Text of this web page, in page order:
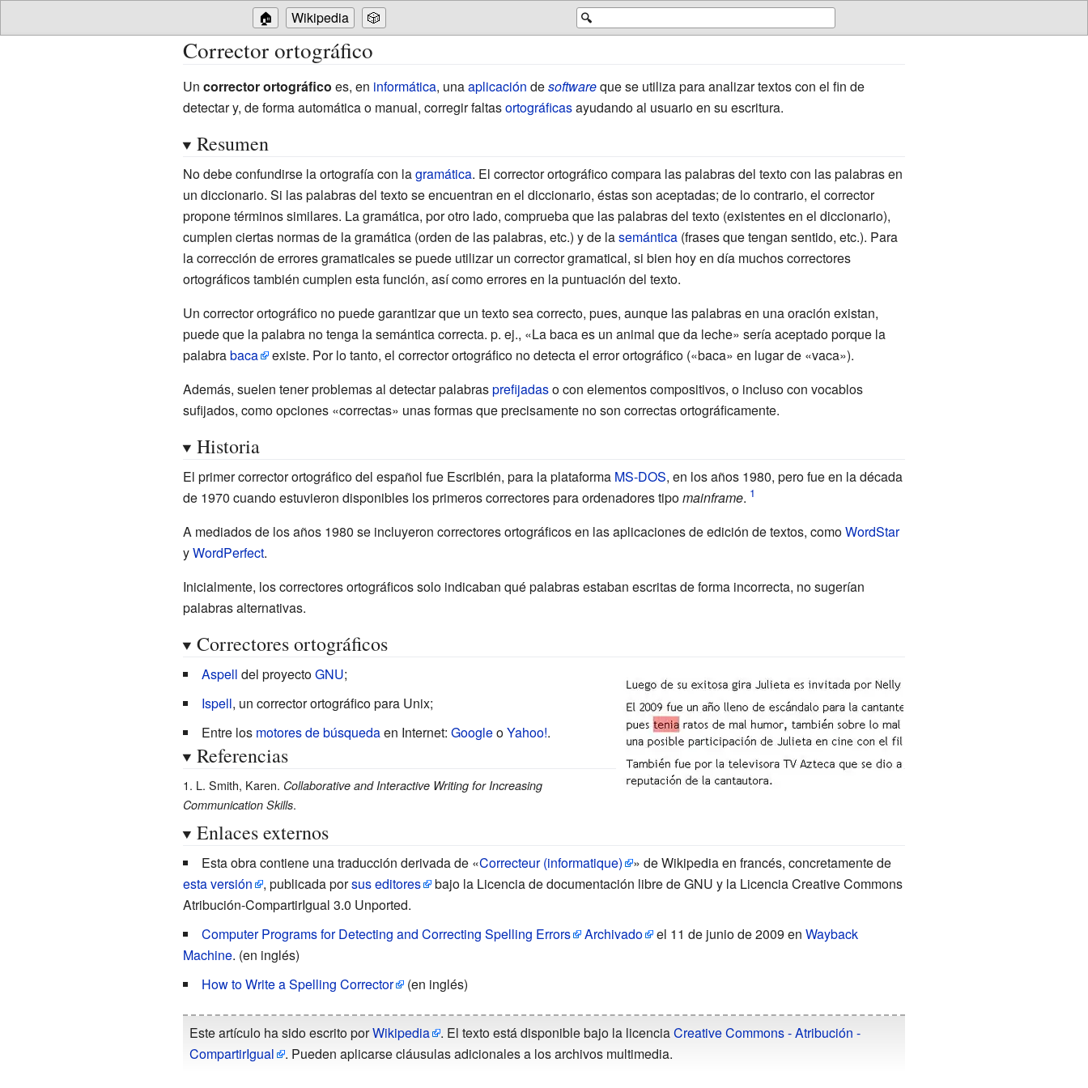
🔍
🏠 Wikipedia 🎲
Corrector ortográfico
Un corrector ortográfico es, en informática, unaaplicación desoftwareque se utiliza para analizar textos con el fin de
detectar y, de forma automática o manual, corregir faltasortográficasayudando al usuario en su escritura.
Resumen
No debe confundirse la ortografía con lagramática. El corrector ortográfico compara las palabras del texto con las palabras en
un diccionario. Si las palabras del texto se encuentran en el diccionario, éstas son aceptadas; de lo contrario, el corrector
propone términos similares. La gramática, por otro lado, comprueba que las palabras del texto (existentes en el diccionario),
cumplen ciertas normas de la gramática (orden de las palabras, etc.) y de lasemántica(frases que tengan sentido, etc.). Para
la corrección de errores gramaticales se puede utilizar un corrector gramatical, si bien hoy en día muchos correctores
ortográficos también cumplen esta función, así como errores en la puntuación del texto.
Un corrector ortográfico no puede garantizar que un texto sea correcto, pues, aunque las palabras en una oración existan,
puede que la palabra no tenga la semántica correcta. p. ej., «La baca es un animal que da leche» sería aceptado porque la
palabrabaca existe. Por lo tanto, el corrector ortográfico no detecta el error ortográfico («baca» en lugar de «vaca»).
Además, suelen tener problemas al detectar palabrasprefijadaso con elementos compositivos, o incluso con vocablos
sufijados, como opciones «correctas» unas formas que precisamente no son correctas ortográficamente.
Historia
El primer corrector ortográfico del español fue Escribién, para la plataforma MS-DOS, en los años 1980, pero fue en la década
de 1970 cuando estuvieron disponibles los primeros correctores para ordenadores tipomainframe.
A mediados de los años 1980 se incluyeron correctores ortográficos en las aplicaciones de edición de textos, comoWordStar
yWordPerfect.
Inicialmente, los correctores ortográficos solo indicaban qué palabras estaban escritas de forma incorrecta, no sugerían
palabras alternativas.
Correctores ortográficos
Aspell del proyectoGNU;
Ispell, un corrector ortográfico para Unix;
Entre los motores de búsquedaen Internet: GoogleoYahoo!.
Referencias
L. Smith, Karen. Collaborative and Interactive Writing for Increasing
Communication Skills.
Enlaces externos
Esta obra contiene una traducción derivada de «Correcteur (informatique) » de Wikipedia en francés, concretamente de
esta versión , publicada porsus editores bajo la Licencia de documentación libre de GNU y la Licencia Creative Commons
Atribución-CompartirIgual 3.0 Unported.
Computer Programs for Detecting and Correcting Spelling Errors
Archivado el 11 de junio de 2009 en Wayback
Machine. (en inglés)
How to Write a Spelling Corrector (en inglés)
Este artículo ha sido escrito porWikipedia . El texto está disponible bajo la licenciaCreative Commons - Atribución -
CompartirIgual . Pueden aplicarse cláusulas adicionales a los archivos multimedia.